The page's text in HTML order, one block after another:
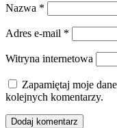
Nazwa *
Adres e-mail *
Witryna internetowa
Zapamiętaj moje
kolejnych komentarzy.